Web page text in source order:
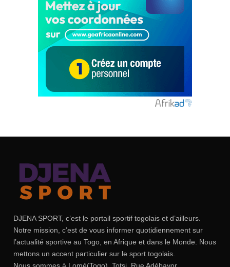
DJENA SPORT, c’est le portail sportif togolais et d’ailleurs.
Notre mission, c’est de vous informer quotidiennement sur
l’actualité sportive au Togo, en Afrique et dans le Monde. Nous
mettons un accent particulier sur le sport togolais.